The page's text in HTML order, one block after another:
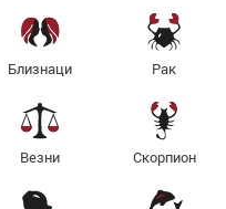
Близнаци Рак
Везни Скорпион